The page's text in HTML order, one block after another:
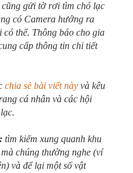
gửi tờ rơi tìm chó lạc
có Camera hướng ra
thể. Thông báo cho gia
cấp thông tin chi tiết
chia sẻ bài viết này và kêu
cá nhân và các hội
tìm kiếm xung quanh khu
chúng thường nghe (ví
và để lại một số vật